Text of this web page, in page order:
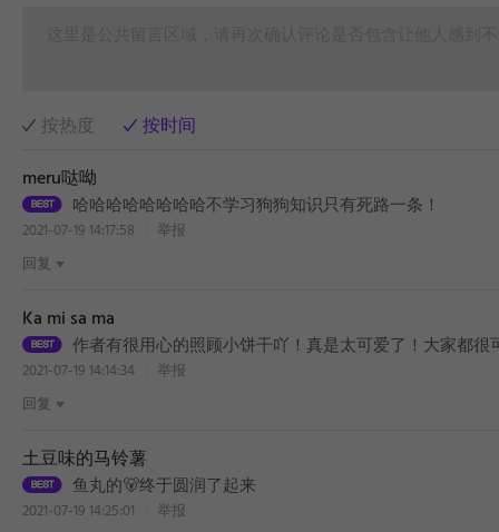
按热度
按时间
meru哒呦
哈哈哈哈哈哈哈哈不学习狗狗知识只有死路一条！
2021-07-19 14:17:58
举报
回复
Ka mi sa ma
作者有很用心的照顾小饼干吖！真是太可爱了！大家都很
2021-07-19 14:14:34
举报
回复
土豆味的马铃薯
鱼丸的🐻终于圆润了起来
2021-07-19 14:25:01
举报